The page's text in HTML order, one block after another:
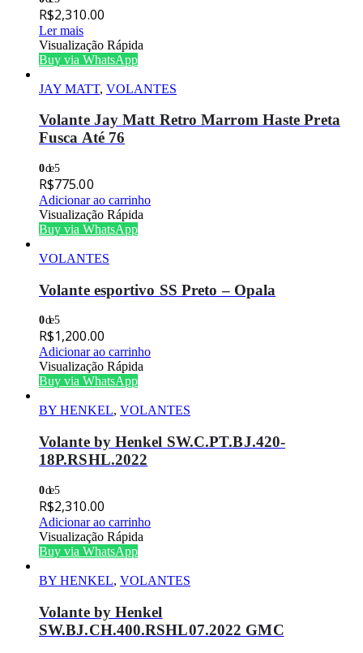
R$2,310.00
Ler mais
Visualização Rápida
Buy via WhatsApp
JAY MATT, VOLANTES
Volante Jay Matt Retro Marrom Haste Preta
Fusca Até 76
0de 5
R$775.00
Adicionar ao carrinho
Visualização Rápida
Buy via WhatsApp
VOLANTES
Volante esportivo SS Preto – Opala
0de 5
R$1,200.00
Adicionar ao carrinho
Visualização Rápida
Buy via WhatsApp
BY HENKEL, VOLANTES
Volante by Henkel SW.C.PT.BJ.420-
18P.RSHL.2022
0de 5
R$2,310.00
Adicionar ao carrinho
Visualização Rápida
Buy via WhatsApp
BY HENKEL, VOLANTES
Volante by Henkel
SW.BJ.CH.400.RSHL07.2022 GMC